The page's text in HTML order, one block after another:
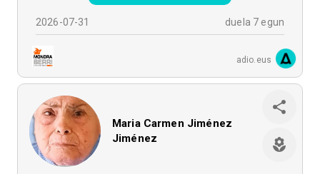
2026-07-31 duela 7 egun
adio.eus
Maria Carmen Jiménez
Jiménez